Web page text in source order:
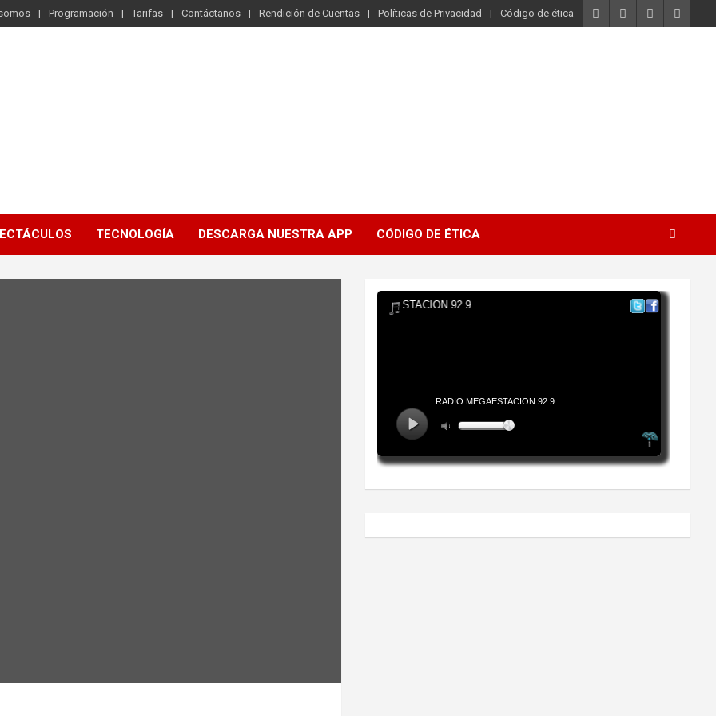
Programación Tarifas Contáctanos Rendición de Cuentas Políticas de Privacidad Código de ética
TECNOLOGÍA DESCARGA NUESTRA APP CÓDIGO DE ÉTICA